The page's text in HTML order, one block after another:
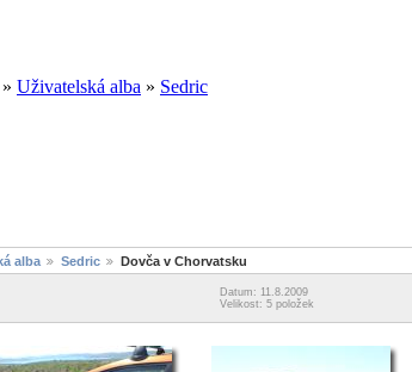
» Uživatelská alba » Sedric
alba Sedric Dovča v Chorvatsku
Datum: 11.8.2009
Velikost: 5 položek